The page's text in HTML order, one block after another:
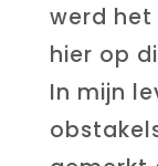
werd
hier op
In mijn